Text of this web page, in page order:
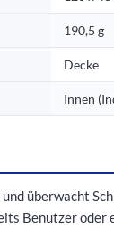
190,5 g
Decke
Innen
überwacht
Benutzer